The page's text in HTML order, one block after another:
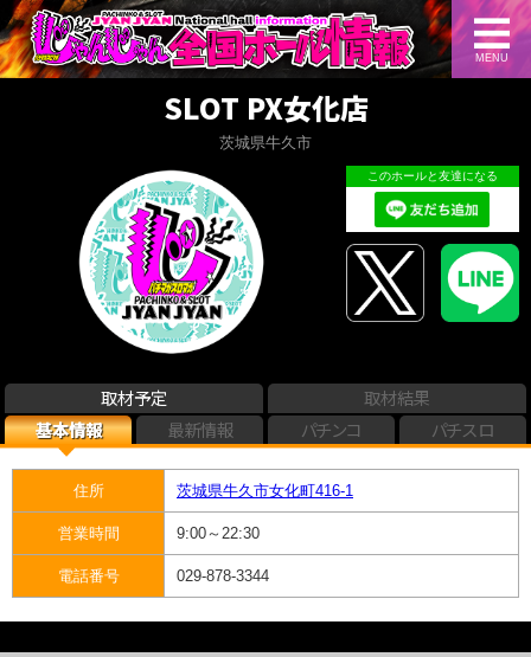
MENU
SLOT PX女化店
茨城県牛久市
このホールと友達になる
取材予定
取材結果
基本情報
最新情報 パチンコ パチスロ
住所 茨城県牛久市女化町416-1
営業時間 9:00～22:30
電話番号 029-878-3344